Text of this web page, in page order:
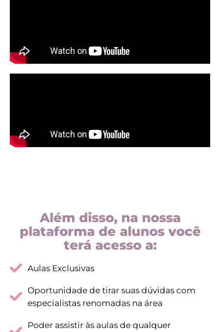
Além disso, na nossa
plataforma de alunos você
terá acesso a:
Aulas Exclusivas
Oportunidade de tirar suas dúvidas com
especialistas renomadas na área
Poder assistir às aulas de qualquer